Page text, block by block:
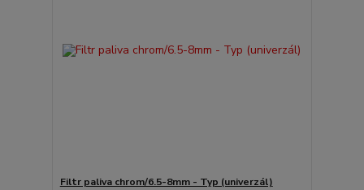
Filtr paliva chrom/6.5-8mm - Typ (univerzál)